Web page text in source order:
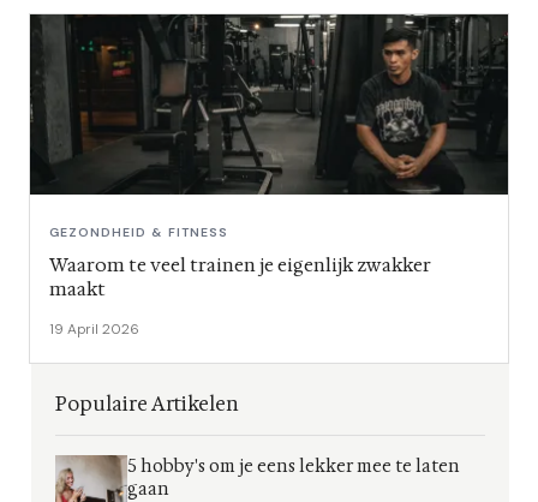
GEZONDHEID & FITNESS
Waarom te veel trainen je eigenlijk zwakker
maakt
19 April 2026
Populaire Artikelen
5 hobby's om je eens lekker mee te laten
gaan